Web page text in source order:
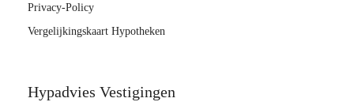
Privacy-Policy
Vergelijkingskaart Hypotheken
Hypadvies Vestigingen